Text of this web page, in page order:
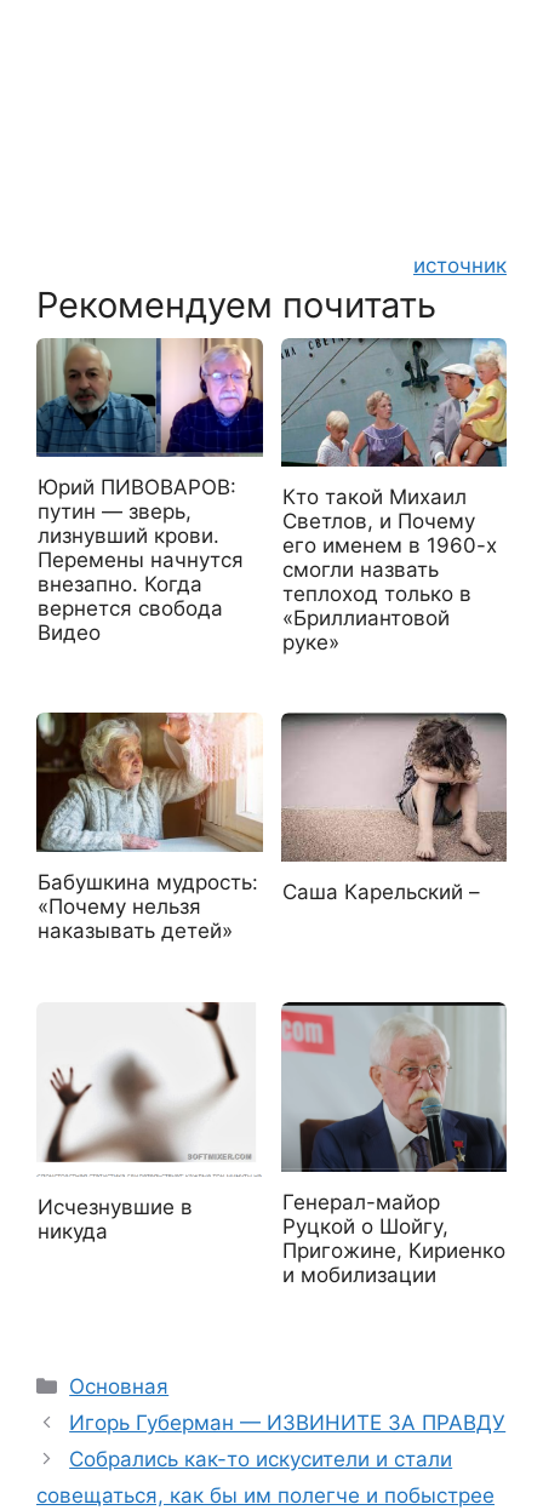
источник
Рекомендуем почитать
Юрий ПИВОВАРОВ:
путин — зверь,
лизнувший крови.
Перемены начнутся
внезапно. Когда
вернется свобода
Видео
Кто такой Михаил
Светлов, и Почему
его именем в 1960-х
cмогли назвать
теплоход только в
«Бриллиантовой
руке»
Бабушкина мудрость:
«Почему нельзя
наказывать детей»
Саша Карельский –
Исчезнувшие в
никуда
Генерал-майор
Руцкой о Шойгу,
Пригожине, Кириенко
и мобилизации
Рубрики
Основная
Игорь Губерман — ИЗВИНИТЕ ЗА ПРАВДУ
Собрались как-то искусители и стали
совещаться, как бы им полегче и побыстрее